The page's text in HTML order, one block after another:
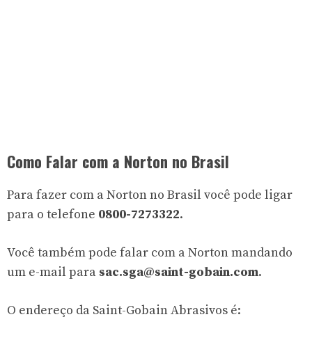
Como Falar com a Norton no Brasil
Para fazer com a Norton no Brasil você pode ligar
para o telefone 0800-7273322.
Você também pode falar com a Norton mandando
um e-mail para sac.sga@saint-gobain.com.
O endereço da Saint-Gobain Abrasivos é: